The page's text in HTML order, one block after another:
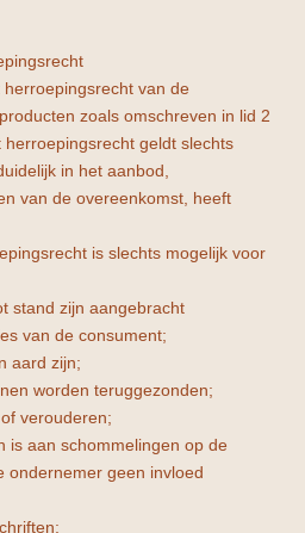
van de
zoals omschreven in lid 2
geldt slechts
in het aanbod,
van de overeenkomst, heeft
is slechts mogelijk voor
stand zijn aangebracht
van de consument;
aard zijn;
worden teruggezonden;
verouderen;
is aan schommelingen op de
ondernemer geen invloed